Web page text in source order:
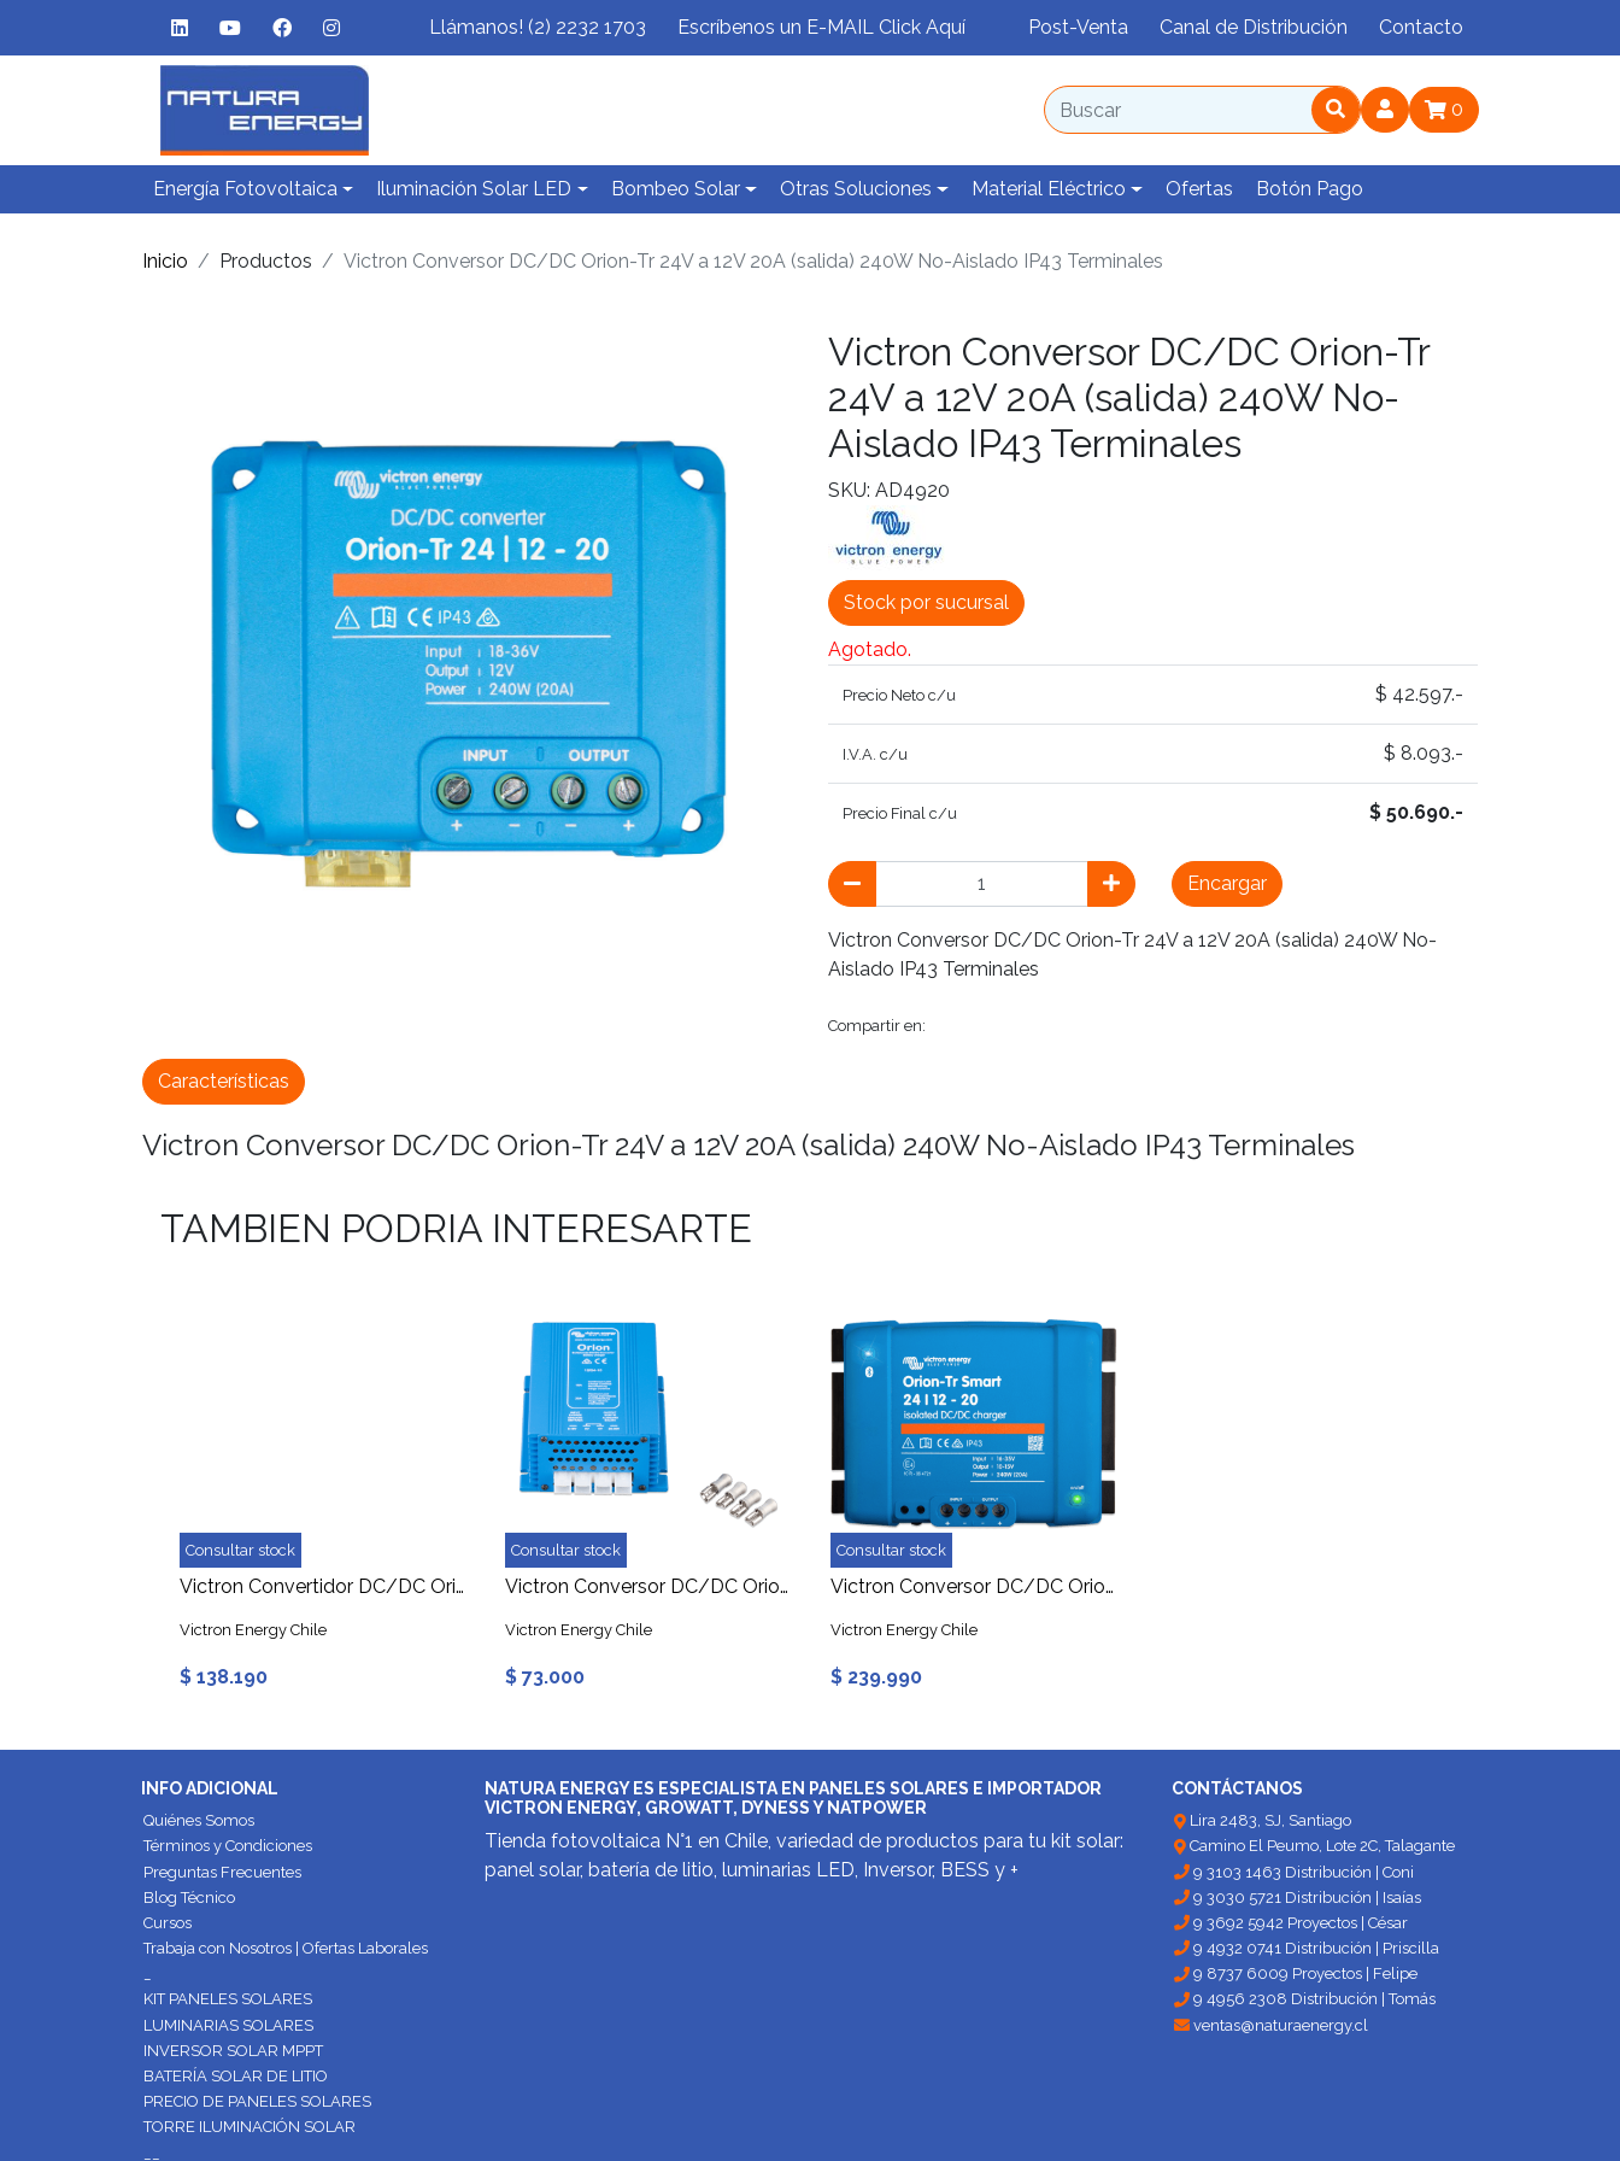
Llámanos! (2) 2232 1703 Escríbenos un E-MAIL Click Aquí Post-Venta Canal de Distribución Contacto
0
Energía Fotovoltaica Iluminación Solar LED Bombeo Solar Otras Soluciones Material Eléctrico Ofertas Botón Pago
Inicio Productos Victron Conversor DC/DC Orion-Tr 24V a 12V 20A (salida) 240W No-Aislado IP43 Terminales
Victron Conversor DC/DC Orion-Tr
24V a 12V 20A (salida) 240W No-
Aislado IP43 Terminales
SKU: AD4920
Stock por sucursal
Agotado.
Precio Neto c/u $ 42.597.-
I.V.A. c/u $ 8.093.-
Precio Final c/u $ 50.690.-
Encargar
Victron Conversor DC/DC Orion-Tr 24V a 12V 20A (salida) 240W No-
Aislado IP43 Terminales
Compartir en:
Victron Conversor DC/DC Orion-Tr 24V a 12V 20A (salida) 240W No-Aislado IP43 Terminales
Características
TAMBIEN PODRIA INTERESARTE
Consultar stock
Victron Convertidor DC/DC Orion-TR 24/24 12A (280W) Aislado
Victron Energy Chile
$ 138.190
Consultar stock
Victron Conversor DC/DC Orion 12V a 24V 10A (salida) Galv. No-Aislado IP20
Victron Energy Chile
$ 73.000
Consultar stock
Victron Conversor DC/DC Orion-Tr 24V a 12V 30A (salida) 360W Galv. Aislado IP43
Victron Energy Chile
$ 239.990
INFO ADICIONAL
Quiénes Somos
Términos y Condiciones
Preguntas Frecuentes
Blog Técnico
Cursos
Trabaja con Nosotros | Ofertas Laborales
KIT PANELES SOLARES
LUMINARIAS SOLARES
INVERSOR SOLAR MPPT
BATERÍA SOLAR DE LITIO
PRECIO DE PANELES SOLARES
TORRE ILUMINACIÓN SOLAR
NATURA ENERGY ES ESPECIALISTA EN PANELES SOLARES E IMPORTADOR
VICTRON ENERGY, GROWATT, DYNESS Y NATPOWER
Tienda fotovoltaica N°1 en Chile, variedad de productos para tu kit solar:
panel solar, batería de litio, luminarias LED, Inversor, BESS y +
CONTÁCTANOS
Lira 2483, SJ, Santiago
Camino El Peumo, Lote 2C, Talagante
9 3103 1463 Distribución | Coni
9 3030 5721 Distribución | Isaías
9 3692 5942 Proyectos | César
9 4932 0741 Distribución | Priscilla
9 8737 6009 Proyectos | Felipe
9 4956 2308 Distribución | Tomás
ventas@naturaenergy.cl